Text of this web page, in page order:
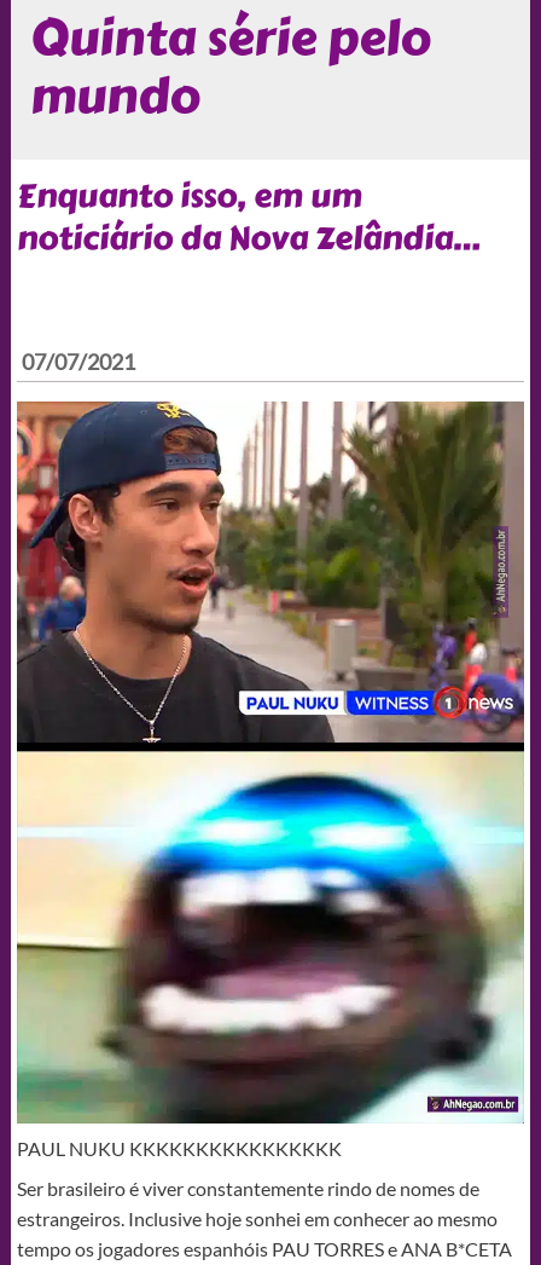
Quinta série pelo
mundo
Enquanto isso, em um
noticiário da Nova Zelândia…
07/07/2021
PAUL NUKU KKKKKKKKKKKKKKKK
Ser brasileiro é viver constantemente rindo de nomes de
estrangeiros. Inclusive hoje sonhei em conhecer ao mesmo
tempo os jogadores espanhóis PAU TORRES e ANA B*CETA